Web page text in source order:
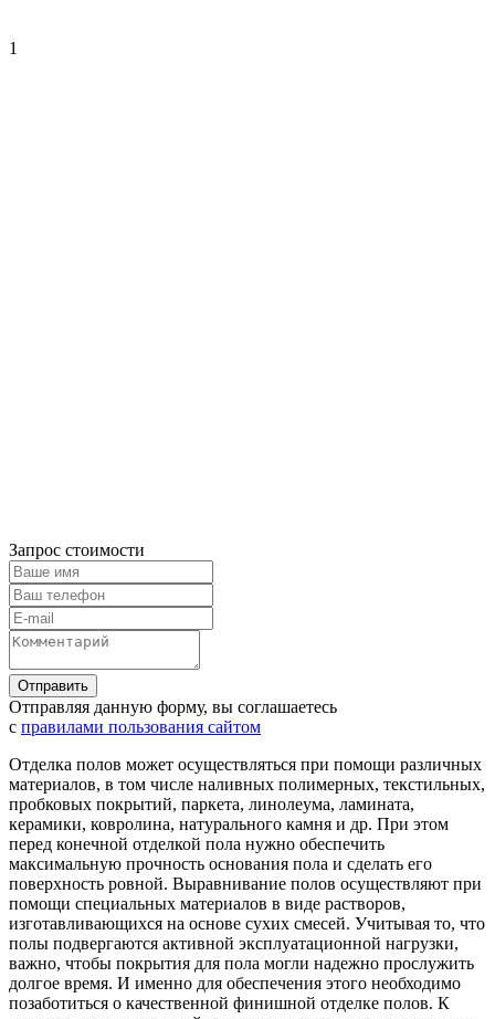
1
Запрос стоимости
Отправляя данную форму, вы соглашаетесь
с правилами пользования сайтом
Отделка полов может осуществляться при помощи различных
материалов, в том числе наливных полимерных, текстильных,
пробковых покрытий, паркета, линолеума, ламината,
керамики, ковролина, натурального камня и др. При этом
перед конечной отделкой пола нужно обеспечить
максимальную прочность основания пола и сделать его
поверхность ровной. Выравнивание полов осуществляют при
помощи специальных материалов в виде растворов,
изготавливающихся на основе сухих смесей. Учитывая то, что
полы подвергаются активной эксплуатационной нагрузки,
важно, чтобы покрытия для пола могли надежно прослужить
долгое время. И именно для обеспечения этого необходимо
позаботиться о качественной финишной отделке полов. К